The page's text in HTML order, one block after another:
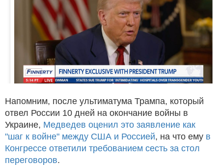
Напомним, после ультиматума Трампа, который
отвел России 10 дней на окончание войны в
Украине, Медведев оценил это заявление как
"шаг к войне" между США и Россией, на что ему в
Конгрессе ответили требованием сесть за стол
переговоров.